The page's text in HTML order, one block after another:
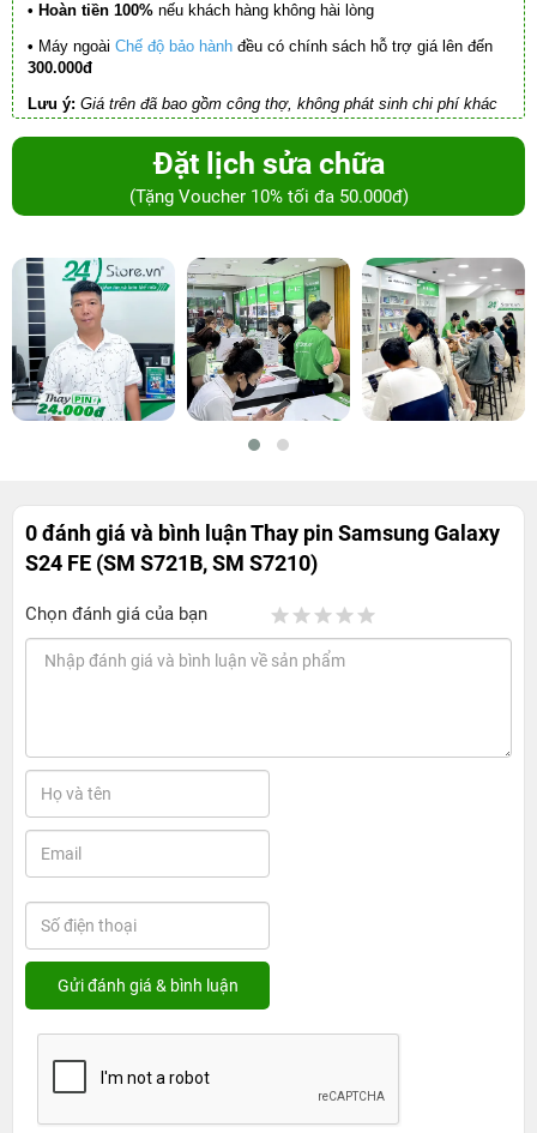
• Hoàn tiền 100% nếu khách hàng không hài lòng
• Máy ngoài Chế độ bảo hành đều có chính sách hỗ trợ giá lên đến
300.000đ
Lưu ý: Giá trên đã bao gồm công thợ, không phát sinh chi phí khác
Đặt lịch sửa chữa
(Tặng Voucher 10% tối đa 50.000đ)
0 đánh giá và bình luậnThay pin Samsung Galaxy
S24 FE (SM S721B, SM S7210)
Chọn đánh giá của bạn